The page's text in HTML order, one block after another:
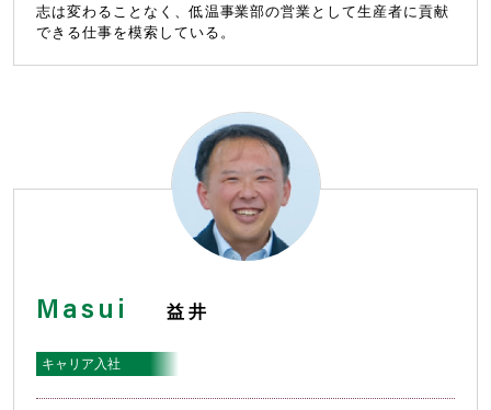
働き方・福利厚生
採用イベント情報
キャリア採用情報
FAQ
志は変わることなく、低温事業部の営業として生産者に貢献
できる仕事を模索している。
Masui 益井
キャリア入社